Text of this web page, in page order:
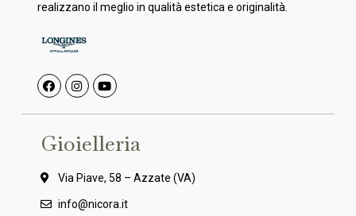
realizzano il meglio in qualità estetica e originalità.
Gioielleria
Via Piave, 58 – Azzate (VA)
info@nicora.it